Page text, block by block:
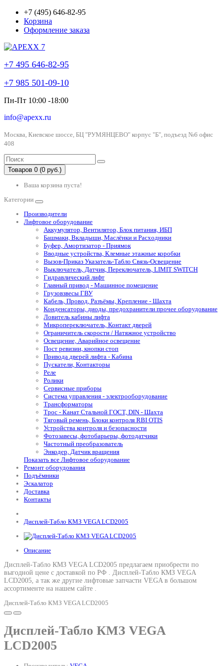
+7 (495) 646-82-95
Корзина
Оформление заказа
+7 495 646-82-95
+7 985 501-09-10
Пн-Пт 10:00 -18:00
info@apexx.ru
Москва, Киевское шоссе, БЦ "РУМЯНЦЕВО" корпус "Б", подъезд №6 офис
408
Товаров 0 (0 руб.)
Ваша корзина пуста!
Категории
Производители
Лифтовое оборудование
Аккумулятор, Вентилятор, Блок питания, ИБП
Башмаки, Вкладыши, Маслёнки и Расходники
Буфер, Амортизатор - Приямок
Вводные устройства, Клемные этажные коробки
Вызов-Приказ Указатель-Табло Связь-Освещение
Выключатель, Датчик, Переключатель, LIMIT SWITCH
Гидравлический лифт
Главный привод - Машинное помещение
Грузовзвесы ГВУ
Кабель, Провод, Разъёмы, Крепление - Шахта
Конденсаторы, диоды, предохранители прочее оборудование
Ловитель кабины лифта
Микропереключатель, Контакт дверей
Ограничитель скорости / Натяжное устройство
Освещение, Аварийное освещение
Пост ревизии, кнопки стоп
Привода дверей лифта - Кабина
Пускатели, Контакторы
Реле
Ролики
Сервисные приборы
Система управления - электрооборудование
Трансформаторы
Трос - Канат Стальной ГОСТ, DIN - Шахта
Тяговый ремень, Блоки контроля RBI OTIS
Устройства контроля и безопасности
Фотозавесы, фотобарьеры, фотодатчики
Частотный преобразователь
Энкодер, Датчик вращения
Показать все Лифтовое оборудование
Ремонт оборудования
Подъёмники
Эскалатор
Доставка
Контакты
Дисплей-Табло КМЗ VEGA LCD2005
Описание
Дисплей-Табло КМЗ VEGA LCD2005 предлагаем приобрести по
выгодной цене с доставкой по РФ . Дисплей-Табло КМЗ VEGA
LCD2005, а так же другие лифтовые запчасти VEGA в большом
ассортименте на нашем сайте .
Дисплей-Табло КМЗ VEGA LCD2005
Дисплей-Табло КМЗ VEGA
LCD2005